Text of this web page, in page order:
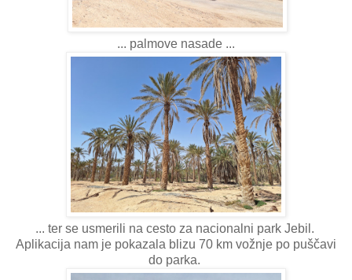
... palmove nasade ...
... ter se usmerili na cesto za nacionalni park Jebil.
Aplikacija nam je pokazala blizu 70 km vožnje po puščavi
do parka.